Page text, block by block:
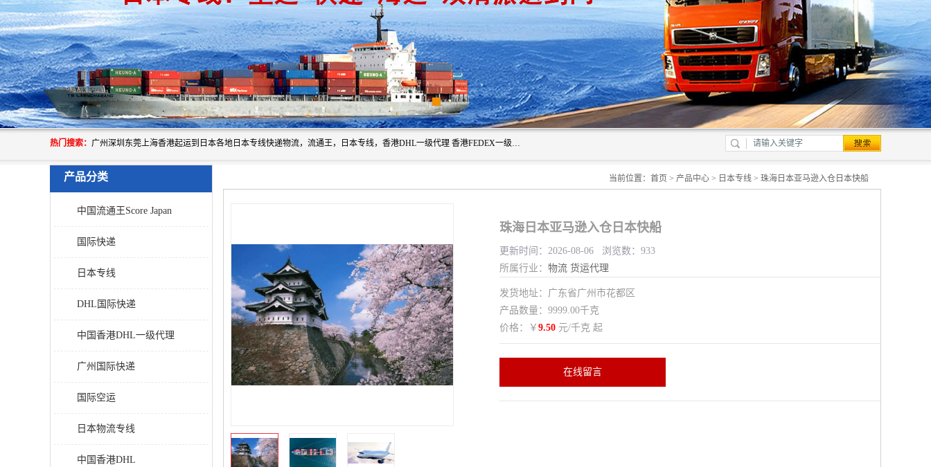
热门搜索： 广州深圳东莞上海香港起运到日本各地日本专线快递物流，流通王，日本专线，香港DHL一级代理 香港FEDEX一级代理服务全球主要地区。我司各员工在国际物流行业经验超8年，热枕为各广大进口商与进口商提供优质服务.
产品分类
中国流通王Score Japan
国际快递
日本专线
DHL国际快递
中国香港DHL一级代理
广州国际快递
国际空运
日本物流专线
中国香港DHL
当前位置： 首页 > 产品中心 > 日本专线 > 珠海日本亚马逊入仓日本快船
珠海日本亚马逊入仓日本快船
更新时间：2026-08-06 浏览数：933
所属行业： 物流 货运代理
发货地址：广东省广州市花都区
产品数量：9999.00千克
价格：￥ 9.50 元/千克 起
在线留言